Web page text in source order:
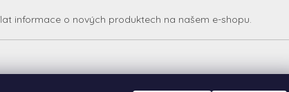
informace o nových produktech na našem e-shopu.